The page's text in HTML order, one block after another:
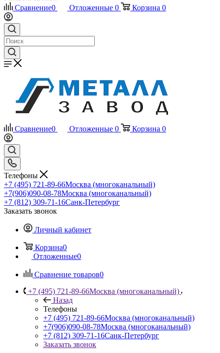
Сравнение0 Отложенные 0 Корзина 0
Сравнение0 Отложенные 0 Корзина 0
Телефоны
+7 (495) 721-89-66Москва (многоканальный)
+7(906)090-08-78Москва (многоканальный)
+7 (812) 309-71-16Санк-Петербург
Заказать звонок
Личный кабинет
Корзина0
Отложенные0
Сравнение товаров0
+7 (495) 721-89-66Москва (многоканальный)
Назад
Телефоны
+7 (495) 721-89-66Москва (многоканальный)
+7(906)090-08-78Москва (многоканальный)
+7 (812) 309-71-16Санк-Петербург
Заказать звонок